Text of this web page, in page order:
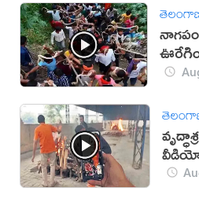
వీడియో